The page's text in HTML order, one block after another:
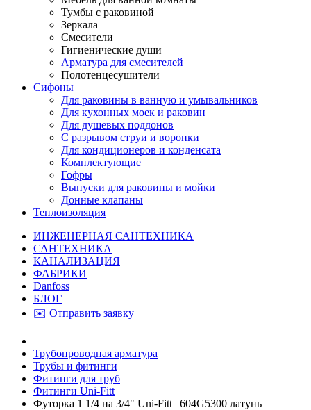
Тумбы с раковиной
Зеркала
Смесители
Гигиенические души
Арматура для смесителей
Полотенцесушители
Сифоны
Для раковины в ванную и умывальников
Для кухонных моек и раковин
Для душевых поддонов
С разрывом струи и воронки
Для кондиционеров и конденсата
Комплектующие
Гофры
Выпуски для раковины и мойки
Донные клапаны
Теплоизоляция
ИНЖЕНЕРНАЯ САНТЕХНИКА
САНТЕХНИКА
КАНАЛИЗАЦИЯ
ФАБРИКИ
Danfoss
БЛОГ
✉️ Отправить заявку
Трубопроводная арматура
Трубы и фитинги
Фитинги для труб
Фитинги Uni-Fitt
Футорка 1 1/4 на 3/4" Uni-Fitt | 604G5300 латунь